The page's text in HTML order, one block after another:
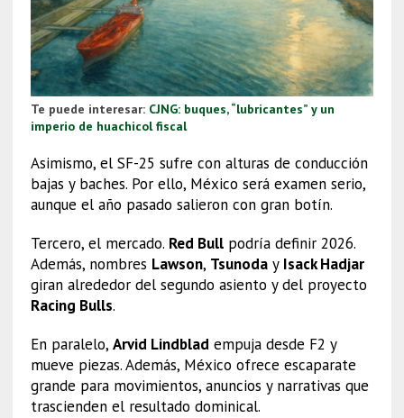
Te puede interesar: CJNG: buques, “lubricantes” y un
imperio de huachicol fiscal
Asimismo, el SF-25 sufre con alturas de conducción
bajas y baches. Por ello, México será examen serio,
aunque el año pasado salieron con gran botín.
Tercero, el mercado. Red Bullpodría definir 2026.
Además, nombres Lawson, Tsunoday Isack Hadjar
giran alrededor del segundo asiento y del proyecto
Racing Bulls.
En paralelo, Arvid Lindbladempuja desde F2 y
mueve piezas. Además, México ofrece escaparate
grande para movimientos, anuncios y narrativas que
trascienden el resultado dominical.